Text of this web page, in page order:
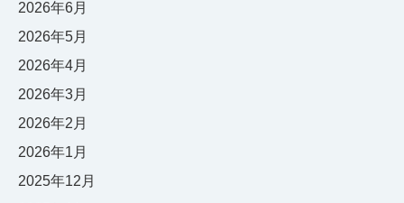
2026年6月
2026年5月
2026年4月
2026年3月
2026年2月
2026年1月
2025年12月